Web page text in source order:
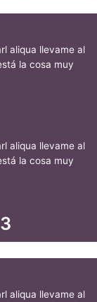
aliqua llevame al
la cosa muy
aliqua llevame al
la cosa muy
aliqua llevame al